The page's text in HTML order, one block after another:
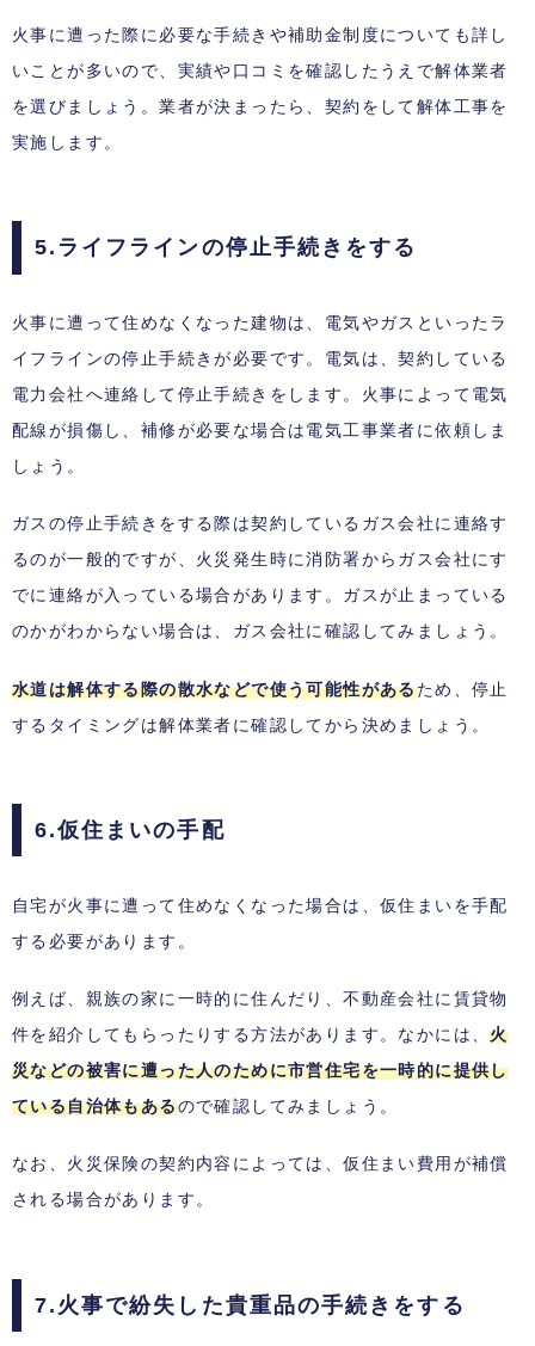
火事に遭った際に必要な手続きや補助金制度についても詳し
いことが多いので、実績や口コミを確認したうえで解体業者
を選びましょう。業者が決まったら、契約をして解体工事を
実施します。
5.ライフラインの停止手続きをする
火事に遭って住めなくなった建物は、電気やガスといったラ
イフラインの停止手続きが必要です。電気は、契約している
電力会社へ連絡して停止手続きをします。火事によって電気
配線が損傷し、補修が必要な場合は電気工事業者に依頼しま
しょう。
ガスの停止手続きをする際は契約しているガス会社に連絡す
るのが一般的ですが、火災発生時に消防署からガス会社にす
でに連絡が入っている場合があります。ガスが止まっている
のかがわからない場合は、ガス会社に確認してみましょう。
水道は解体する際の散水などで使う可能性があるため、停止
するタイミングは解体業者に確認してから決めましょう。
6.仮住まいの手配
自宅が火事に遭って住めなくなった場合は、仮住まいを手配
する必要があります。
例えば、親族の家に一時的に住んだり、不動産会社に賃貸物
件を紹介してもらったりする方法があります。なかには、火
災などの被害に遭った人のために市営住宅を一時的に提供し
ている自治体もあるので確認してみましょう。
なお、火災保険の契約内容によっては、仮住まい費用が補償
される場合があります。
7.火事で紛失した貴重品の手続きをする